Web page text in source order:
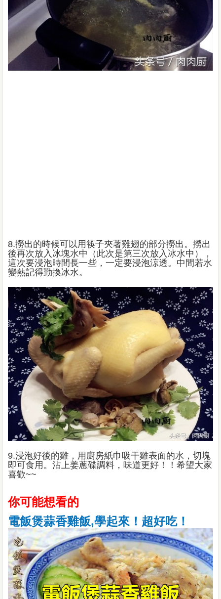
8.撈出的時候可以用筷子夾著雞翅的部分撈出。撈出
後再次放入冰塊水中（此次是第三次放入冰水中），
這次要浸泡時間長一些，一定要浸泡涼透。中間若水
變熱記得勤換冰水。
9.浸泡好後的雞，用廚房紙巾吸干雞表面的水，切塊
即可食用。沾上姜蔥碟調料，味道更好！！希望大家
喜歡~~
你可能想看的
電飯煲蒜香雞飯,學起來！超好吃！